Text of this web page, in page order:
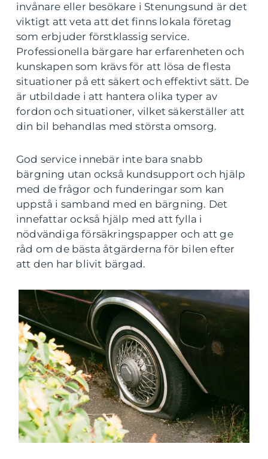
invånare eller besökare i Stenungsund är det
viktigt att veta att det finns lokala företag
som erbjuder förstklassig service.
Professionella bärgare har erfarenheten och
kunskapen som krävs för att lösa de flesta
situationer på ett säkert och effektivt sätt. De
är utbildade i att hantera olika typer av
fordon och situationer, vilket säkerställer att
din bil behandlas med största omsorg.
God service innebär inte bara snabb
bärgning utan också kundsupport och hjälp
med de frågor och funderingar som kan
uppstå i samband med en bärgning. Det
innefattar också hjälp med att fylla i
nödvändiga försäkringspapper och att ge
råd om de bästa åtgärderna för bilen efter
att den har blivit bärgad.